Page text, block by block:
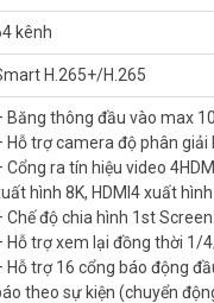
cổng RS232, 1 cổng
bởi Camera (Có phân
diện bằng đầu ghi
diện khuôn mặt (FR
Camera
lên đến 20.000 biển số. (AI
Heatmap, Stereo
kênh
H.265+/H.265
Băng thông đầu vào max
Hỗ trợ camera độ phân giải
Cổng ra tín hiệu video
hình 8K, HDMI4 xuất
Chế độ chia hình 1st
Hỗ trợ xem lại đồng thời 1/
Hỗ trợ 16 cổng báo động
theo sự kiện (chuyển